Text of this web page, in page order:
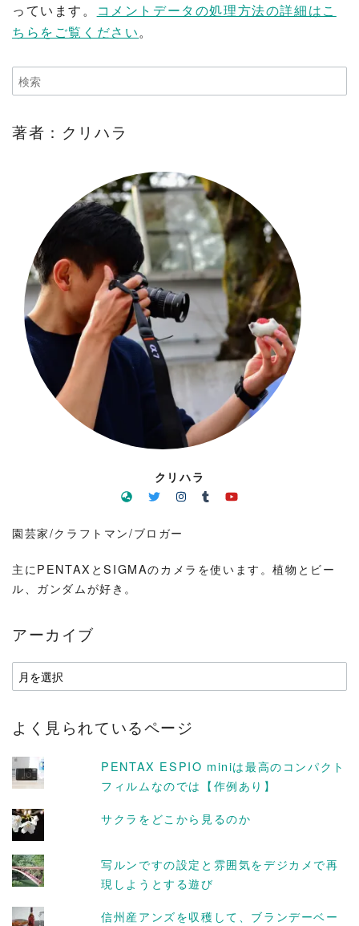
っています。
コメントデータの処理方法の詳細はこ
ちらをご覧ください。
著者：クリハラ
クリハラ
園芸家/クラフトマン/ブロガー
主にPENTAXとSIGMAのカメラを使います。植物とビー
ル、ガンダムが好き。
アーカイブ
ア
ー
イ
よく見られているページ
PENTAX ESPIO miniは最高のコンパクト
フィルムなのでは【作例あり】
サクラをどこから見るのか
写ルンですの設定と雰囲気をデジカメで再
現しようとする遊び
信州産アンズを収穫して、ブランデーベー